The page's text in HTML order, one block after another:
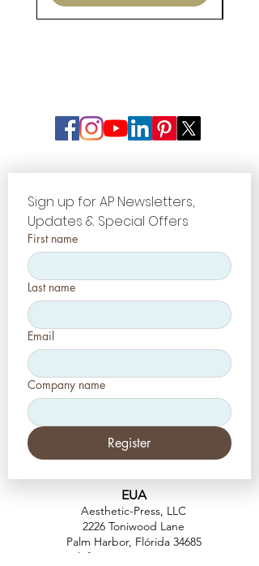
Sign up for AP Newsletters,
Updates & Special Offers
First name
Last name
Email
Company name
Register
EUA
Aesthetic-Press, LLC
2226 Toniwood Lane
Palm Harbor, Flórida 34685
Telefone: